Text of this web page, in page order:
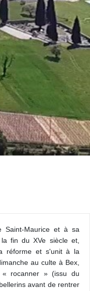
Saint-Maurice et à sa
fin du XVe siècle et,
réforme et s'unit à la
au culte à Bex,
rocanner » (issu du
avant de rentrer